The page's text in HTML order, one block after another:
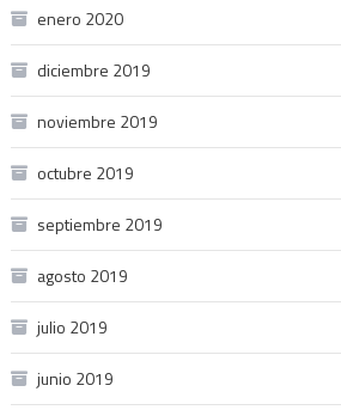
enero 2020
diciembre 2019
noviembre 2019
octubre 2019
septiembre 2019
agosto 2019
julio 2019
junio 2019